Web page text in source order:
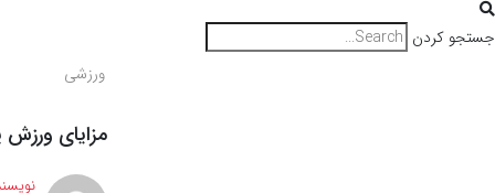
جستجو کردن
ورزشی
مزایای